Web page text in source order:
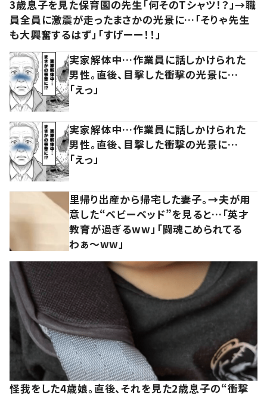
3歳息子を見た保育園の先生「何そのTシャツ！？」→職
員全員に激震が走ったまさかの光景に…「そりゃ先生
も大興奮するはず」「すげーー！！」
実家解体中…作業員に話しかけられた
男性。直後、目撃した衝撃の光景に…
「えっ」
実家解体中…作業員に話しかけられた
男性。直後、目撃した衝撃の光景に…
「えっ」
里帰り出産から帰宅した妻子。→夫が用
意した“ベビーベッド”を見ると…「英才
教育が過ぎるww」「闘魂こめられてる
わぁ～ww」
怪我をした4歳娘。直後、それを見た2歳息子の“衝撃